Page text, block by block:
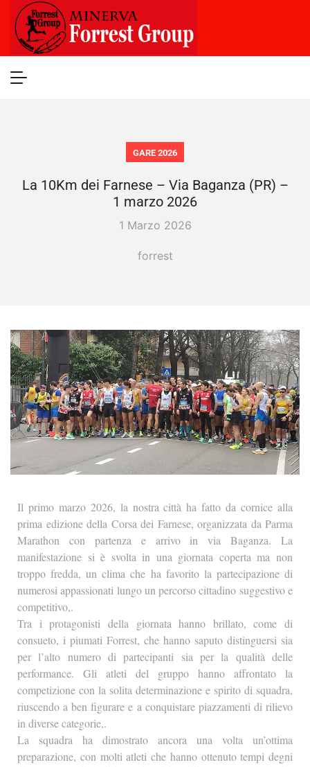
GARE 2026
La 10Km dei Farnese – Via Baganza (PR) –
1 marzo 2026
1 Marzo 2026
forrest
Il primo marzo 2026, la nostra città ha fatto da cornice alla
prima edizione della Corsa dei Farnese, organizzata da Parma
Marathon con partenza e arrivo in via Baganza. La
manifestazione si è svolta in una giornata coperta ma non
troppo fredda, un clima che ha favorito la partecipazione di
numerosi appassionati lungo un percorso cittadino suggestivo e
competitivo,.
Tra i protagonisti della giornata hanno brillato, come di
consueto, i piumati Forrest, che hanno saputo distinguersi sia
per l’alto numero di partecipanti sia per la qualità delle
performance. Gli atleti del gruppo hanno affrontato la
competizione con la solita determinazione e spirito di squadra,
riuscendo a ben figurare e a conquistare piazzamenti di rilievo
in diverse categorie,.
La squadra ha dimostrato ancora una volta un’ottima
preparazione, con molti atleti che hanno ottenuto tempi degni